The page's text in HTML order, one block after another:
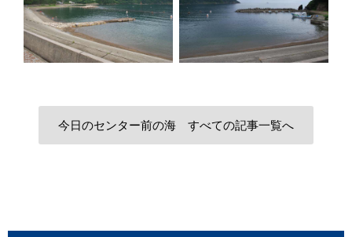
今日のセンター前の海 すべての記事一覧へ